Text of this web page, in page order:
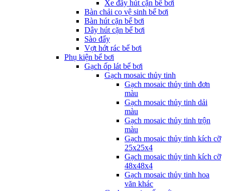
Xe đẩy hút cặn bể bơi
Bàn chải cọ vệ sinh bể bơi
Bàn hút cặn bể bơi
Dây hút cặn bể bơi
Sào đẩy
Vợt hớt rác bể bơi
Phụ kiện bể bơi
Gạch ốp lát bể bơi
Gạch mosaic thủy tinh
Gạch mosaic thủy tinh đơn
màu
Gạch mosaic thủy tinh dải
màu
Gạch mosaic thủy tinh trộn
màu
Gạch mosaic thủy tinh kích cỡ
25x25x4
Gạch mosaic thủy tinh kích cỡ
48x48x4
Gạch mosaic thủy tinh hoa
văn khác